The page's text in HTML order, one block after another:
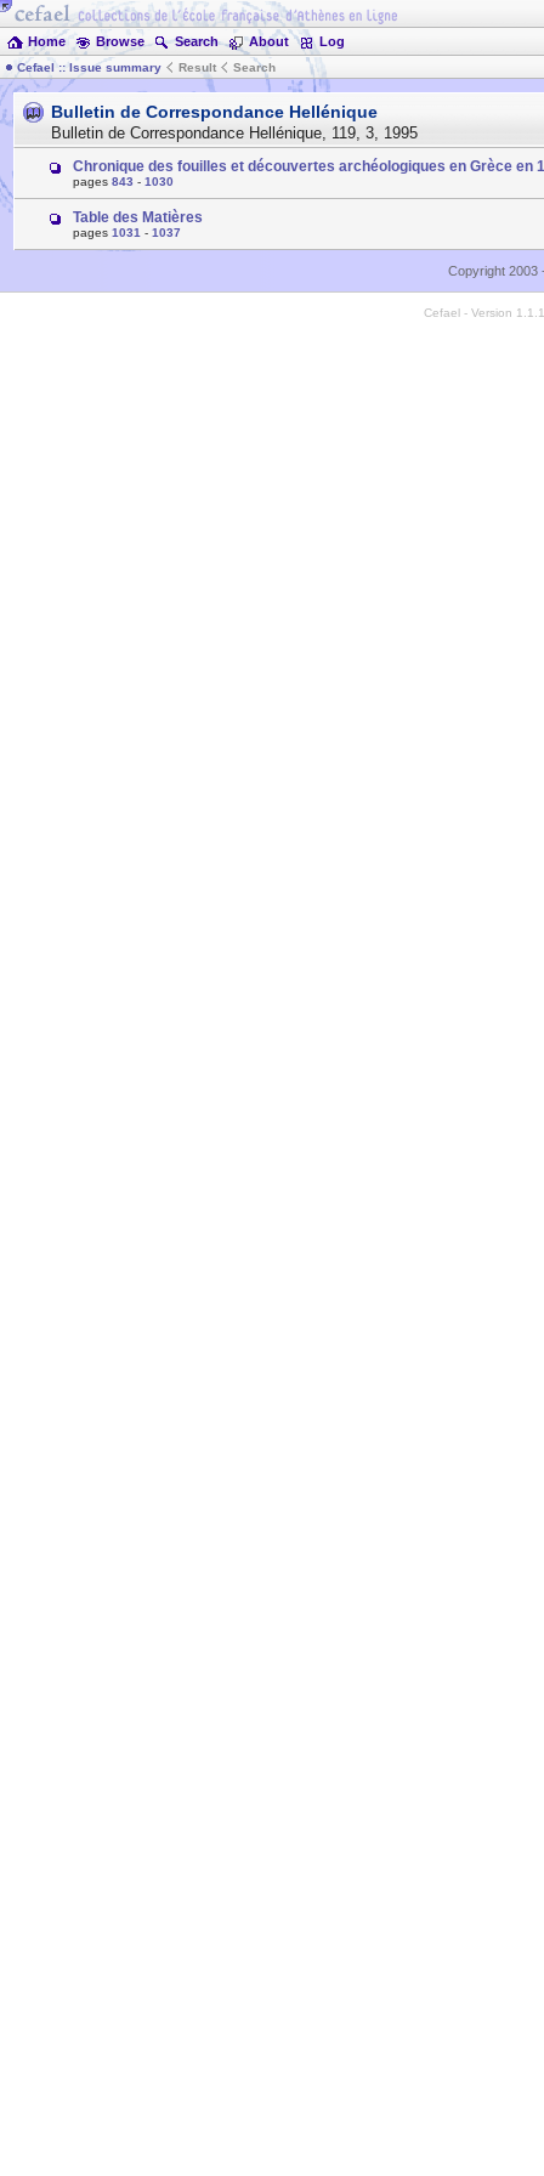
Home Browse Search About Log
Cefael :: Issue summary Result Search
Bulletin de Correspondance Hellénique
Bulletin de Correspondance Hellénique, 119, 3, 1995
Chronique des fouilles et découvertes archéologiques en Grèce en
pages 843 - 1030
Table des Matières
pages 1031 - 1037
Copyright 2003
Cefael - Version